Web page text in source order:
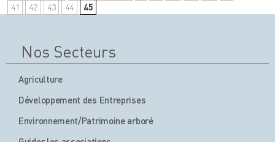
41
42 43 44 45
Nos Secteurs
Agriculture
Développement des Entreprises
Environnement/Patrimoine arboré